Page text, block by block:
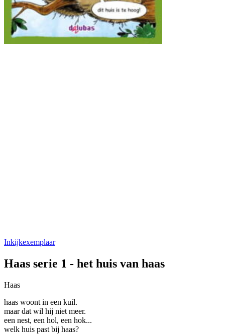
Inkijkexemplaar
Haas serie 1 - het huis van haas
Haas
haas woont in een kuil.
maar dat wil hij niet meer.
een nest, een hol, een hok...
welk huis past bij haas?